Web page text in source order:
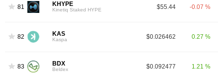
81 KHYPE
Kinetiq Staked HYPE $55.44 -0.07 %
82 KAS
Kaspa $0.026462 0.27 %
83 BDX
Beldex $0.092477 1.21 %